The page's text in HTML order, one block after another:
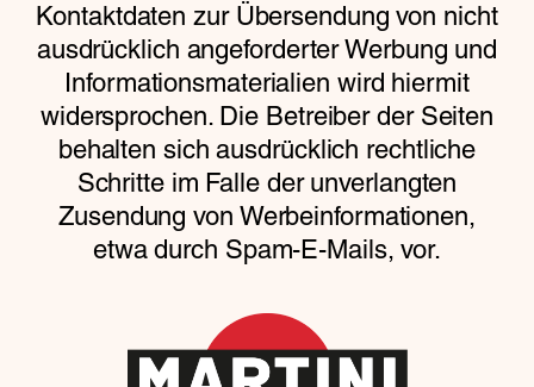
Kontaktdaten zur Übersendung von nicht
ausdrücklich angeforderter Werbung und
Informationsmaterialien wird hiermit
widersprochen. Die Betreiber der Seiten
behalten sich ausdrücklich rechtliche
Schritte im Falle der unverlangten
Zusendung von Werbeinformationen,
etwa durch Spam-E-Mails, vor.